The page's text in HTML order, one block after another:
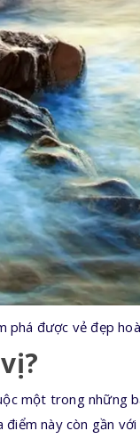
phá được vẻ đẹp
một trong những
này còn gần